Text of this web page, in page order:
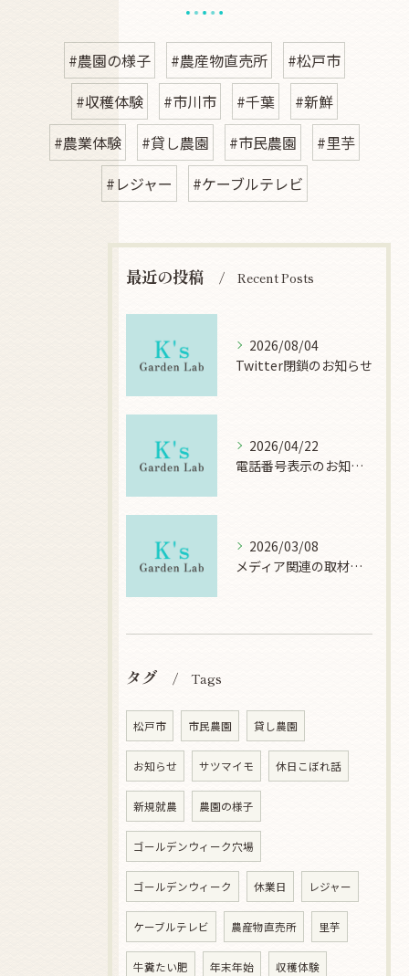
#農園の様子 #農産物直売所
#松戸市
#収穫体験
#市川市 #千葉
#新鮮
#農業体験
#貸し農園 #市民農園
#里芋
#レジャー
#ケーブルテレビ
最近の投稿 Recent Posts
2026/08/04
Twitter閉鎖のお知らせ
2026/04/22
電話番号表示のお知らせ
2026/03/08
メディア関連の取材について
タグ Tags
松戸市 市民農園 貸し農園
お知らせ サツマイモ 休日こぼれ話
新規就農 農園の様子
ゴールデンウィーク穴場
ゴールデンウィーク 休業日 レジャー
ケーブルテレビ 農産物直売所 里芋
牛糞たい肥 年末年始 収穫体験